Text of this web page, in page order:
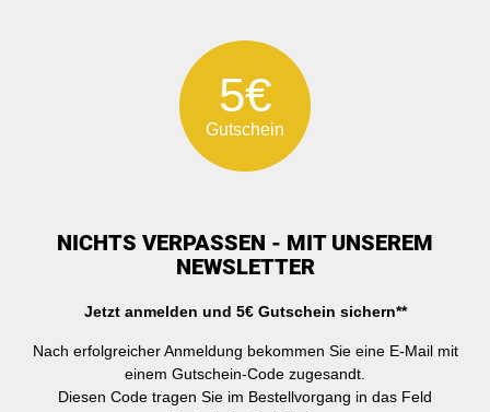
5€
Gutschein
NICHTS VERPASSEN - MIT UNSEREM
NEWSLETTER
Jetzt anmelden und 5€ Gutschein sichern**
Nach erfolgreicher Anmeldung bekommen Sie eine E-Mail mit
einem Gutschein-Code zugesandt.
Diesen Code tragen Sie im Bestellvorgang in das Feld